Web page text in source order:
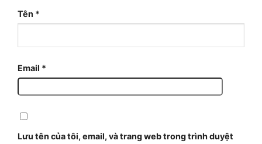
Tên *
Email *
Lưu tên của tôi, email, và trang web trong trình duyệt